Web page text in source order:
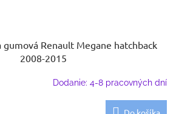
Renault Megane hatchback
2008-2015
Dodanie: 4-8 pracovných dní